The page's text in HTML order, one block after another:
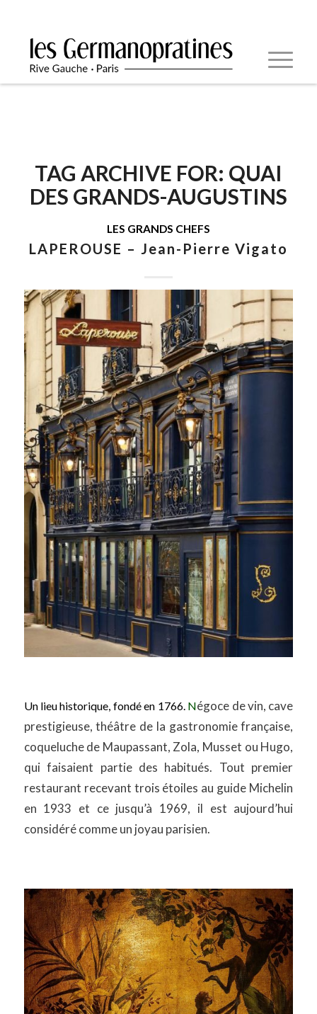
TAG ARCHIVE FOR: QUAI
DES GRANDS-AUGUSTINS
LES GRANDS CHEFS
LAPEROUSE – Jean-Pierre Vigato
Un lieu historique, fondé en 1766.Négoce de vin, cave
prestigieuse, théâtre de la gastronomie française,
coqueluche de Maupassant, Zola, Musset ou Hugo,
qui faisaient partie des habitués. Tout premier
restaurant recevant trois étoiles au guide Michelin
en 1933 et ce jusqu’à 1969, il est aujourd’hui
considéré comme un joyau parisien.